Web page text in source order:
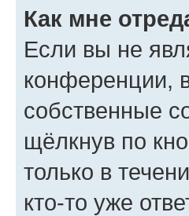
Как мне
Если вы не
конференции,
собственные
щёлкнув по
только в
кто-то уже